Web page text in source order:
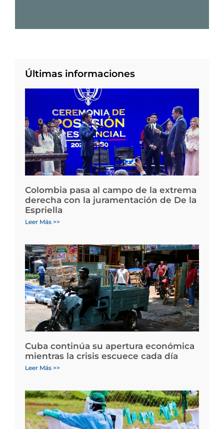
Últimas informaciones
Colombia pasa al campo de la extrema
derecha con la juramentación de De la
Espriella
Leer Más >>
Cuba continúa su apertura económica
mientras la crisis escuece cada día
Leer Más >>